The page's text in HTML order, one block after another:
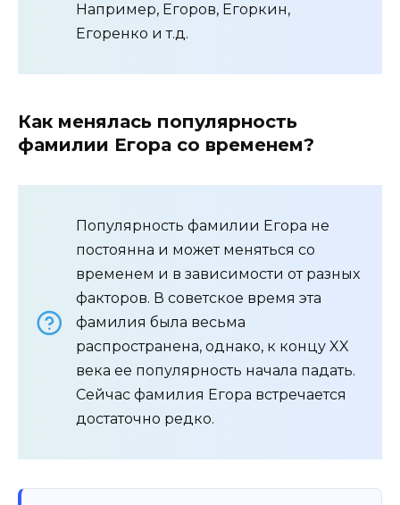
Например, Егоров, Егоркин,
Егоренко и т.д.
Как менялась популярность
фамилии Егора со временем?
Популярность фамилии Егора не
постоянна и может меняться со
временем и в зависимости от разных
факторов. В советское время эта
фамилия была весьма
распространена, однако, к концу XX
века ее популярность начала падать.
Сейчас фамилия Егора встречается
достаточно редко.